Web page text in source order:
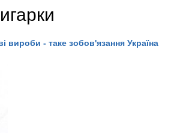
вироби - таке зобов'язання Україна